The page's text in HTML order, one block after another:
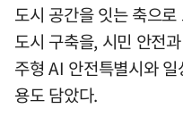
도시 공간을 잇는 축으
도시 구축을, 시민 안전
주형 AI 안전특별시와
용도 담았다.